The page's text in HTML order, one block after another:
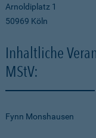
Arnoldiplatz 1
50969 Köln
Inhaltliche
MStV:
Fynn Monshausen